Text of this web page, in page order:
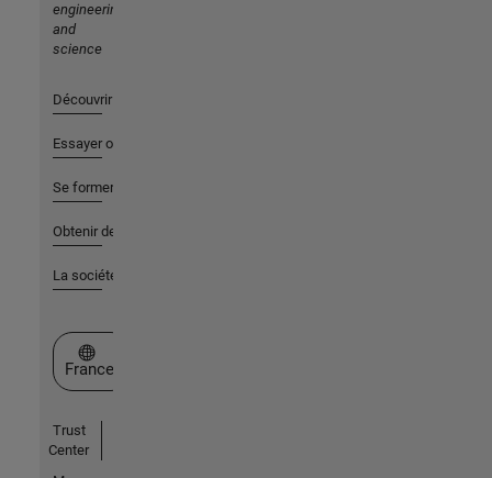
engineering
and
science
Découvrir les produits
Essayer ou acheter
Se former
Obtenir de l'aide
La société
Sélectionner un site web
France
Trust
Center